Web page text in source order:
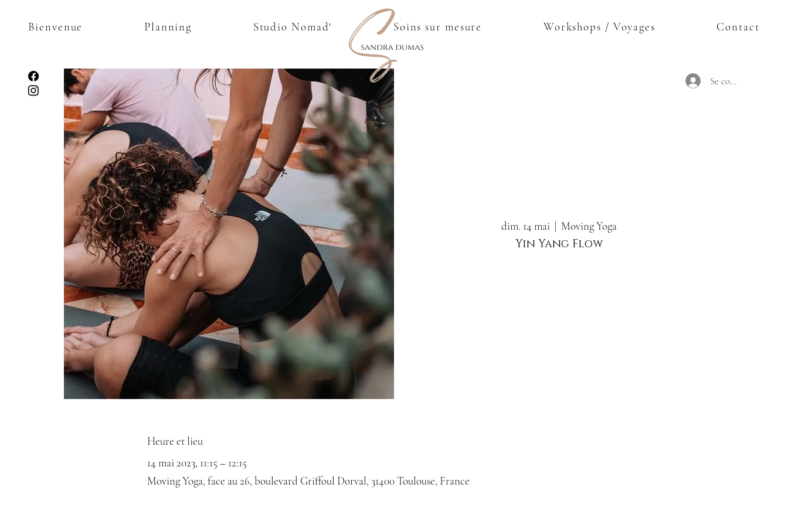
Se connecter
Bienvenue Planning Studio Nomad' Soins sur mesure Workshops / Voyages Contact
dim. 14 mai
  |
Moving Yoga
Yin Yang Flow
Heure et lieu
14 mai 2023, 11:15 – 12:15
Moving Yoga, face au 26, boulevard Griffoul Dorval, 31400 Toulouse, France